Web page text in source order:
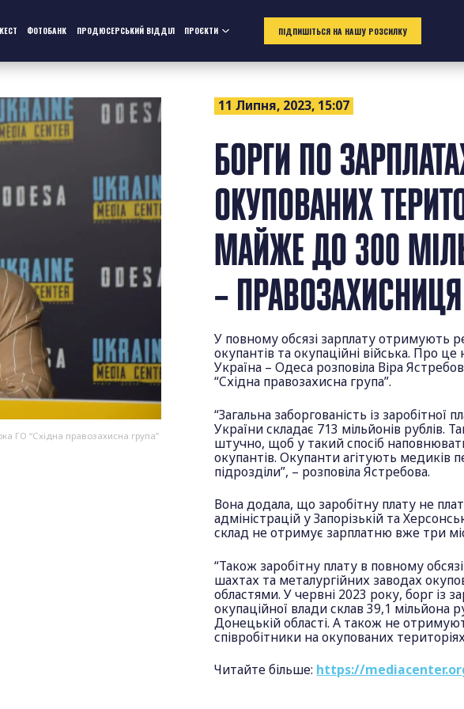
ФОТОБАНК ПРОДЮСЕРСЬКИЙ ВІДДІЛ ПРОЄКТИ ПІДПИШІТЬСЯ НА НАШУ РОЗСИЛКУ
ГО “Східна правозахисна група”
11 Липня, 2023, 15:07
БОРГИ ПО
ОКУПОВАНИХ
МАЙЖЕ ДО 300
– ПРАВОЗАХИСНИЦЯ
У повному обсязі зарплату отримують
окупантів та окупаційні війська. Про
Україна – Одеса розповіла Віра
“Східна правозахисна група”.
“Загальна заборгованість із
України складає 713 мільйонів рублів.
штучно, щоб у такий спосіб
окупантів. Окупанти агітують медиків
підрозділи”, – розповіла Ястребова.
Вона додала, що заробітну плату не
адміністрацій у Запорізькій та
склад не отримує зарплатню вже три
“Також заробітну плату в повному
шахтах та металургійних заводах
областями. У червні 2023 року, борг із
окупаційної влади склав 39,1 мільйона
Донецькій області. А також не
співробітники на окупованих
Читайте більше: https://